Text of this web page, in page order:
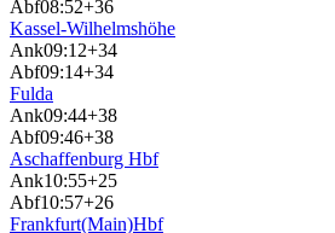
Abf08:52+36
Kassel-Wilhelmshöhe
Ank09:12+34
Abf09:14+34
Fulda
Ank09:44+38
Abf09:46+38
Aschaffenburg Hbf
Ank10:55+25
Abf10:57+26
Frankfurt(Main)Hbf